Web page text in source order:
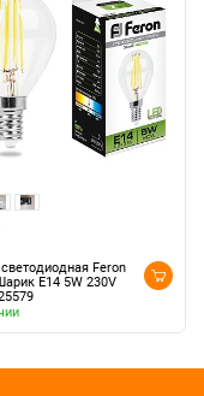
Feron
E14 5W 230V